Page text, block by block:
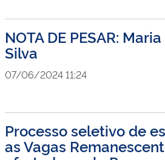
NOTA DE PESAR:
Silva
07/06/2024 11:24
Processo seletivo de
as Vagas